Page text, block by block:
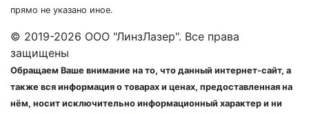
прямо не указано иное.
© 2019-2026 ООО "ЛинзЛазер". Все права
защищены
Обращаем Ваше внимание на то, что данный интернет-сайт, а
также вся информация о товарах и ценах, предоставленная на
нём, носит исключительно информационный характер и ни